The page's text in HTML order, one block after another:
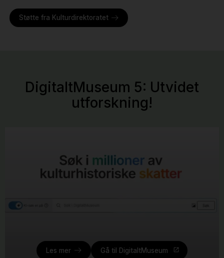
Støtte fra Kulturdirektoratet
DigitaltMuseum 5: Utvidet
utforskning!
Les mer Gå til DigitaltMuseum